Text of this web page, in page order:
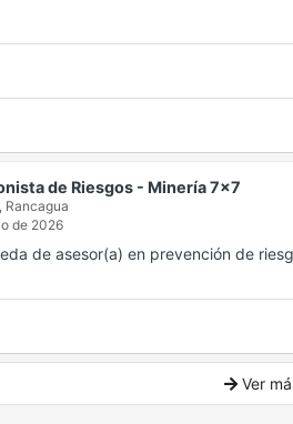
de Riesgos - Minería 7x7
Rancagua
de 2026
de asesor(a) en prevención de
Ver